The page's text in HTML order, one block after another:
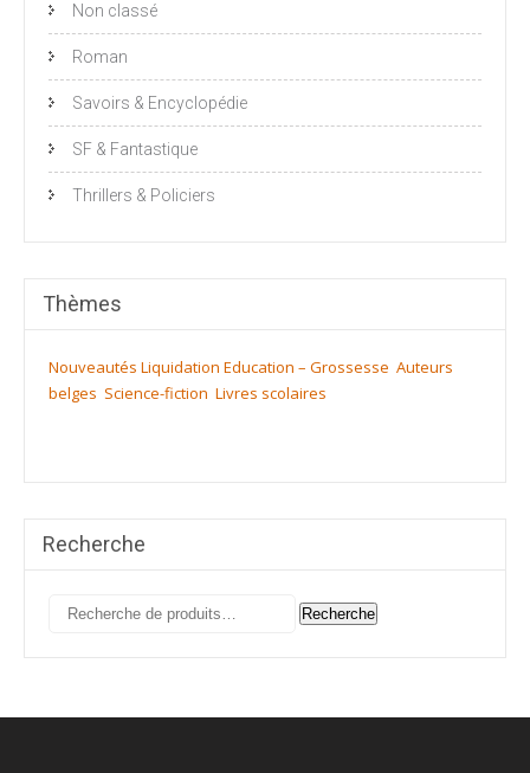
Non classé
Roman
Savoirs & Encyclopédie
SF & Fantastique
Thrillers & Policiers
Thèmes
Nouveautés Liquidation Education – Grossesse Auteurs
belges Science-fiction Livres scolaires
Recherche
Recherche
Recherche